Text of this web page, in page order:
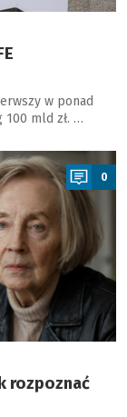
w ponad
mld zł. …
0
rozpoznać